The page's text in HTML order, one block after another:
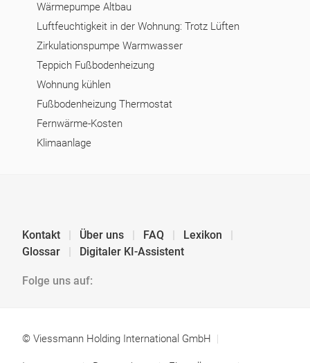
Wärmepumpe Altbau
Luftfeuchtigkeit in der Wohnung: Trotz Lüften
Zirkulationspumpe Warmwasser
Teppich Fußbodenheizung
Wohnung kühlen
Fußbodenheizung Thermostat
Fernwärme-Kosten
Klimaanlage
Kontakt Über uns FAQ
Lexikon
Glossar
Digitaler KI-Assistent
Folge uns auf:
© Viessmann Holding International GmbH